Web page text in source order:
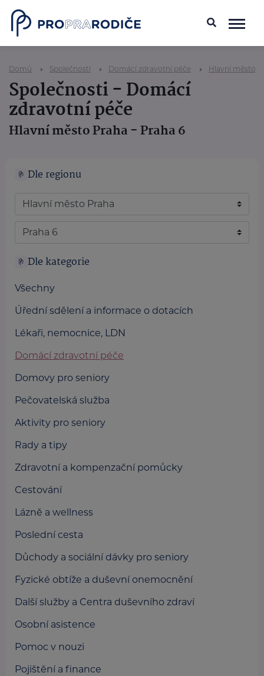
Domů Společnosti Domácí zdravotní péče Hlavní město
Společnosti - Domácí
zdravotní péče
Hlavní město Praha - Praha 6
Dle regionu
Dle kategorie
Všechny
Úřední sdělení a informace o dotacích
Lékaři, nemocnice, LDN
Domácí zdravotní péče
Domovy pro seniory
Pečovatelská služba
Aktivity pro seniory
Rady a tipy
Zdravotní a kompenzační pomůcky
Cestování
Lázně a wellness
Poslední cesta
Důchody a sociální dávky pro seniory
Fyzické obtíže a duševní onemocnění
Další služby a Centra duševního zdraví
Osobní asistence
Pomoc v nouzi
Pojištění a finance